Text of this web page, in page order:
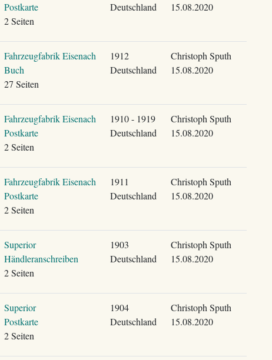
Postkarte
2 Seiten
Deutschland
15.08.2020
Fahrzeugfabrik Eisenach
Buch
27 Seiten
1912
Deutschland
Christoph Sputh
15.08.2020
Fahrzeugfabrik Eisenach
Postkarte
2 Seiten
1910 - 1919
Deutschland
Christoph Sputh
15.08.2020
Fahrzeugfabrik Eisenach
Postkarte
2 Seiten
1911
Deutschland
Christoph Sputh
15.08.2020
Superior
Händleranschreiben
2 Seiten
1903
Deutschland
Christoph Sputh
15.08.2020
Superior
Postkarte
2 Seiten
1904
Deutschland
Christoph Sputh
15.08.2020